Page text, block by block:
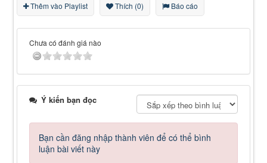
Thêm vào Playlist Thích (0) Báo cáo
Chưa có đánh giá nào
Ý kiến bạn đọc
Bạn cần đăng nhập thành viên để có thể bình
luận bài viết này